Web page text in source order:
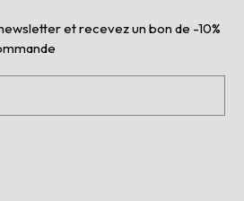
et recevez un bon de -10%